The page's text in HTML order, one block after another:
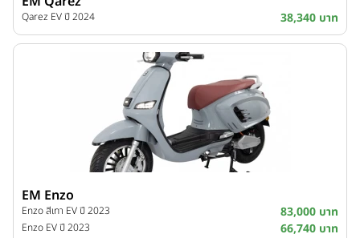
Qarez EV ปี 2024 38,340 บาท
EM Enzo
Enzo สีเทา EV ปี 2023 83,000 บาท
Enzo EV ปี 2023 66,740 บาท